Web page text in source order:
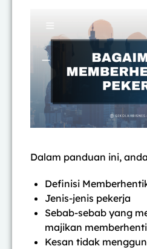
Dalam panduan ini,
Definisi
Jenis-jenis pekerja
Sebab-sebab yang
majikan
Kesan tidak